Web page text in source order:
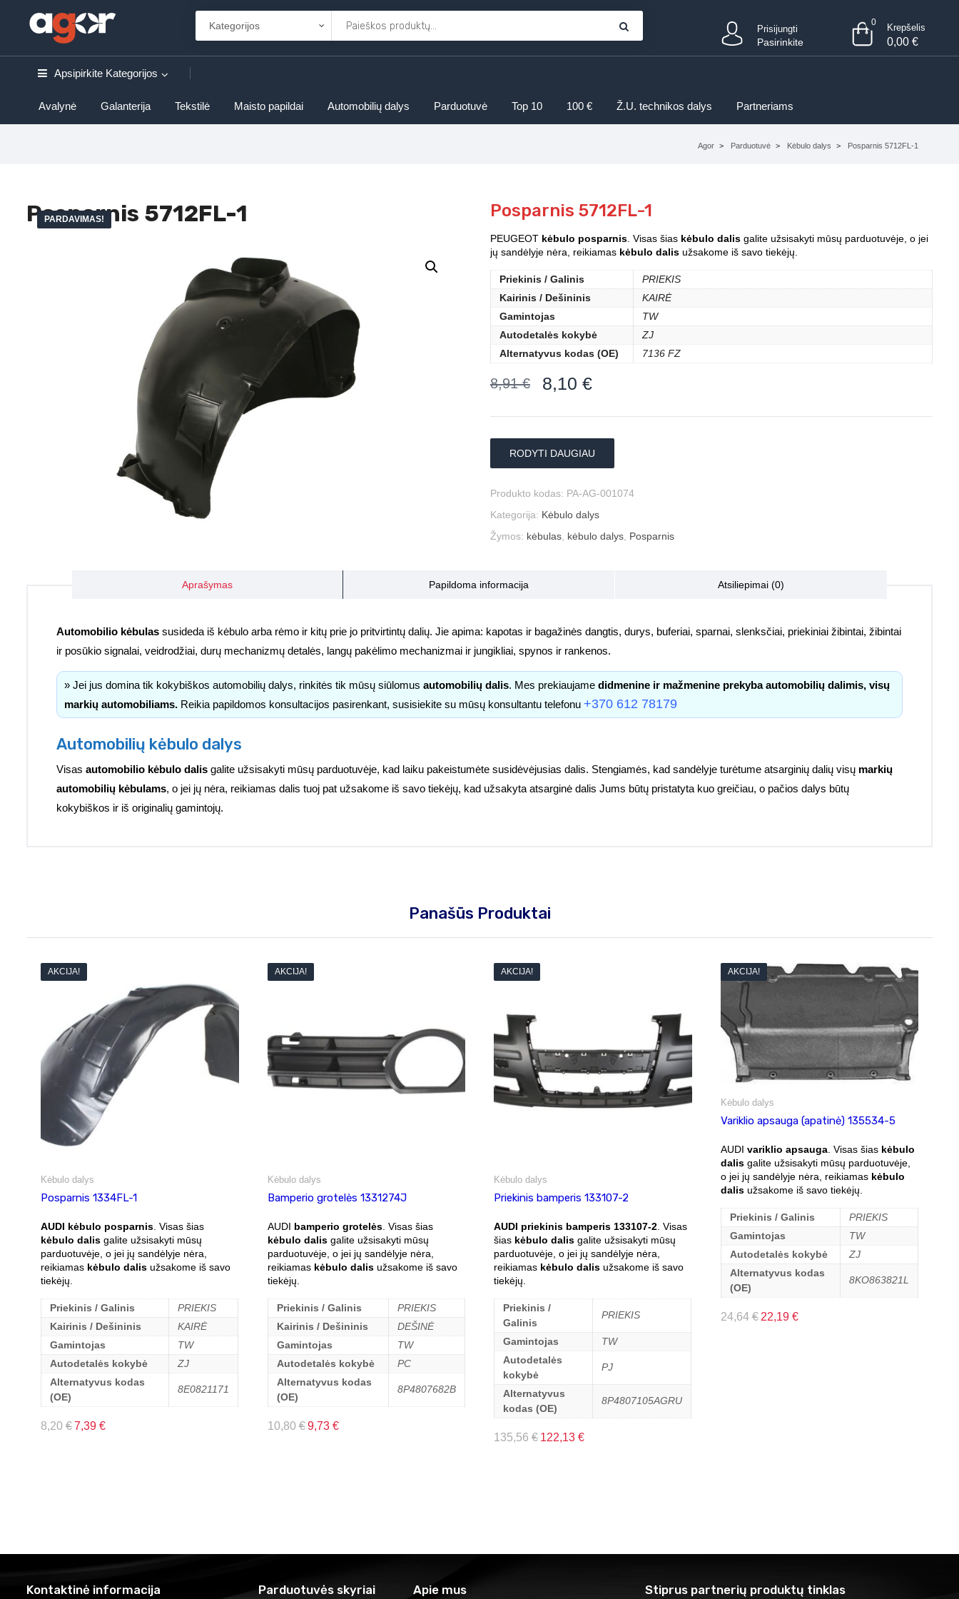
Prisijungti
Pasirinkite
0 Krepšelis
0,00 €
Apsipirkite Kategorijos
Avalynė Galanterija Tekstilė Maisto papildai Automobilių dalys Parduotuvė Top 10 100 € Ž.U. technikos dalys Partneriams
Agor Parduotuvė Kėbulo dalys Posparnis 5712FL-1
Posparnis 5712FL-1
PARDAVIMAS! Posparnis 5712FL-1
PEUGEOT kėbulo posparnis . Visas šias kėbulo dalis galite užsisakyti mūsų parduotuvėje, o jei
jų sandėlyje nėra, reikiamas kėbulo dalis užsakome iš savo tiekėjų.
Priekinis / Galinis
PRIEKIS
Kairinis / Dešininis
KAIRĖ
Gamintojas
TW
Autodetalės kokybė
ZJ
Alternatyvus kodas (OE)
7136 FZ
8,91€ 8,10 €
RODYTI DAUGIAU
Produkto kodas: PA-AG-001074
Kategorija: Kėbulo dalys
Žymos: kėbulas kėbulo dalys Posparnis
Aprašymas Papildoma informacija Atsiliepimai (0)
Automobilio kėbulas susideda iš kėbulo arba rėmo ir kitų prie jo pritvirtintų dalių. Jie apima: kapotas ir bagažinės dangtis, durys, buferiai, sparnai, slenksčiai, priekiniai žibintai, žibintai
ir posūkio signalai, veidrodžiai, durų mechanizmų detalės, langų pakėlimo mechanizmai ir jungikliai, spynos ir rankenos.
» Jei jus domina tik kokybiškos automobilių dalys, rinkitės tik mūsų siūlomus automobilių dalis. Mes prekiaujame didmenine ir mažmenine prekyba automobilių dalimis, visų
markių automobiliams. Reikia papildomos konsultacijos pasirenkant, susisiekite su mūsų konsultantu telefonu +370 612 78179
Automobilių kėbulo dalys
Visas automobilio kėbulo dalis galite užsisakyti mūsų parduotuvėje, kad laiku pakeistumėte susidėvėjusias dalis. Stengiamės, kad sandėlyje turėtume atsarginių dalių visų markių
automobilių kėbulams, o jei jų nėra, reikiamas dalis tuoj pat užsakome iš savo tiekėjų, kad užsakyta atsarginė dalis Jums būtų pristatyta kuo greičiau, o pačios dalys būtų
kokybiškos ir iš originalių gamintojų.
Panašūs Produktai
AKCIJA!
Kėbulo dalys
Posparnis 1334FL-1
AUDI kėbulo posparnis . Visas šias
kėbulo dalis galite užsisakyti mūsų
parduotuvėje, o jei jų sandėlyje nėra,
reikiamas kėbulo dalis užsakome iš savo
tiekėjų.
Priekinis / Galinis
PRIEKIS
Kairinis / Dešininis
KAIRĖ
Gamintojas
TW
Autodetalės kokybė
ZJ
Alternatyvus kodas
(OE)
8E0821171
8,20 €7,39 €
AKCIJA!
Kėbulo dalys
Bamperio grotelės 1331274J
AUDI bamperio grotelės. Visas šias
kėbulo dalisgalite užsisakyti mūsų
parduotuvėje, o jei jų sandėlyje nėra,
reikiamas kėbulo dalisužsakome iš savo
tiekėjų.
Priekinis / Galinis
PRIEKIS
Kairinis / Dešininis
DEŠINĖ
Gamintojas
TW
Autodetalės kokybė
PC
Alternatyvus kodas
(OE)
8P4807682B
10,80€ 9,73 €
AKCIJA!
Kėbulo dalys
Priekinis bamperis 133107-2
AUDI priekinis bamperis 133107-2 . Visas
šias kėbulo dalis galite užsisakyti mūsų
parduotuvėje, o jei jų sandėlyje nėra,
reikiamas kėbulo dalis užsakome iš savo
tiekėjų.
Priekinis /
Galinis
PRIEKIS
Gamintojas
TW
Autodetalės
kokybė
PJ
Alternatyvus
kodas (OE)
8P4807105AGRU
135,56 € 122,13 €
AKCIJA!
Kėbulo dalys
Variklio apsauga (apatinė) 135534-5
AUDI variklio apsauga. Visas šias kėbulo
dalisgalite užsisakyti mūsų parduotuvėje,
o jei jų sandėlyje nėra, reikiamas kėbulo
dalisužsakome iš savo tiekėjų.
Priekinis / Galinis
PRIEKIS
Gamintojas
TW
Autodetalės kokybė
ZJ
Alternatyvus kodas
(OE)
8KO863821L
24,64€ 22,19 €
Kontaktinė informacija Parduotuvės skyriai Apie mus Stiprus partnerių produktų tinklas